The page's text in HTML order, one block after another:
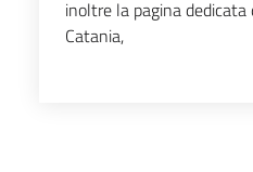
inoltre la pagina
Catania,